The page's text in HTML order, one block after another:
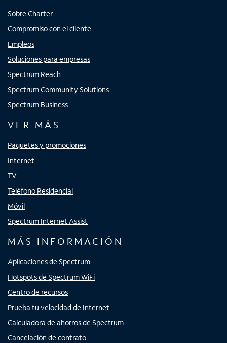
Sobre Charter
Compromiso con el cliente
Empleos
Soluciones para empresas
Spectrum Reach
Spectrum Community Solutions
Spectrum Business
VER MÁS
Paquetes y promociones
Internet
TV
Teléfono Residencial
Móvil
Spectrum Internet Assist
MÁS INFORMACIÓN
Aplicaciones de Spectrum
Hotspots de Spectrum WiFi
Centro de recursos
Prueba tu velocidad de Internet
Calculadora de ahorros de Spectrum
Cancelación de contrato